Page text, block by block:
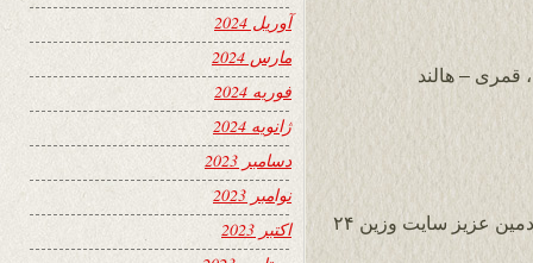
درود به برادر محترم آقای محمد مهدی بشیر ادمین عزیز سایت وزین ۲۴
آوریل 2024
مارس 2024
فوریه 2024
ژانویه 2024
دسامبر 2023
نوامبر 2023
اکتبر 2023